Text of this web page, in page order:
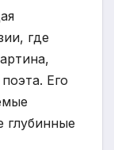
где
Его
глубинные